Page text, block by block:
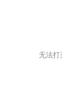
无法打